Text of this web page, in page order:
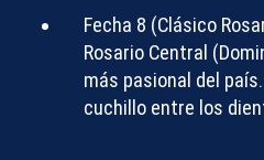
Fecha 8 (Clásico
Rosario Central
más pasional del
cuchillo entre los